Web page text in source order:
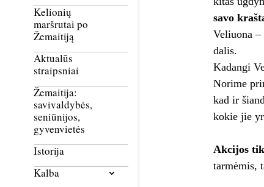
Kelionių
maršrutai po
Žemaitiją
Aktualūs
straipsniai
Žemaitija:
savivaldybės,
seniūnijos,
gyvenvietės
Istorija
Kalba
savo
Veliuona –
dalis.
Kadangi
Norime
kad ir
kokie jie
Akcijos
tarmėmis,